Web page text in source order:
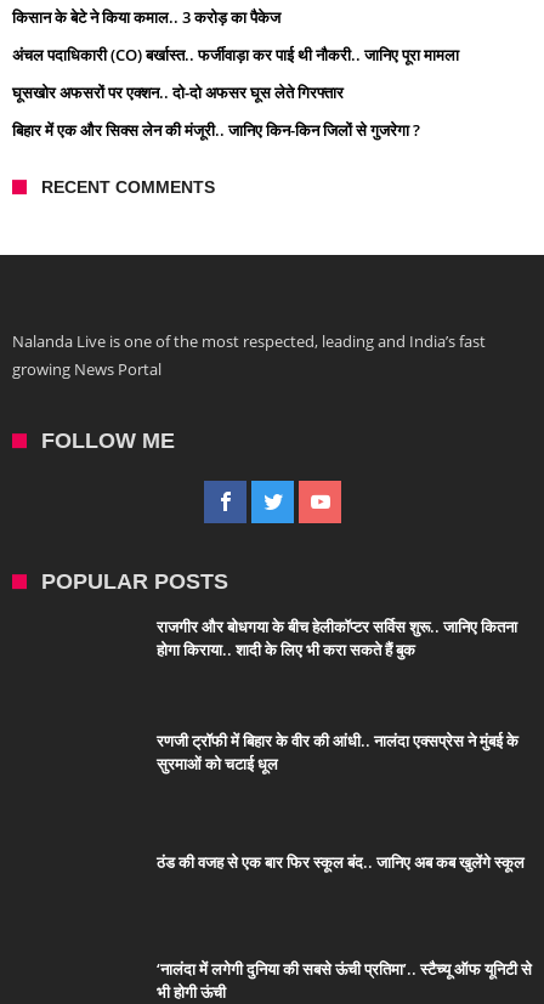
किसान के बेटे ने किया कमाल.. 3 करोड़ का पैकेज
अंचल पदाधिकारी (CO) बर्खास्त.. फर्जीवाड़ा कर पाई थी नौकरी.. जानिए पूरा मामला
घूसखोर अफसरों पर एक्शन.. दो-दो अफसर घूस लेते गिरफ्तार
बिहार में एक और सिक्स लेन की मंजूरी.. जानिए किन-किन जिलों से गुजरेगा ?
RECENT COMMENTS
Nalanda Live is one of the most respected, leading and India’s fast
growing News Portal
FOLLOW ME
POPULAR POSTS
राजगीर और बोधगया के बीच हेलीकॉप्टर सर्विस शुरू.. जानिए कितना
होगा किराया.. शादी के लिए भी करा सकते हैं बुक
रणजी ट्रॉफी में बिहार के वीर की आंधी.. नालंदा एक्सप्रेस ने मुंबई के
सुरमाओं को चटाई धूल
ठंड की वजह से एक बार फिर स्कूल बंद.. जानिए अब कब खुलेंगे स्कूल
‘नालंदा में लगेगी दुनिया की सबसे ऊंची प्रतिमा’.. स्टैच्यू ऑफ यूनिटी से
भी होगी ऊंची